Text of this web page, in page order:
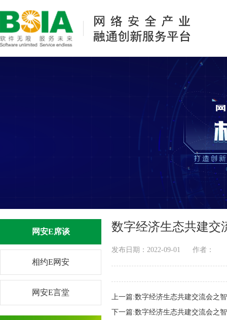
网安E席谈
相约E网安
网安E言堂
数字经济生态共建交
发布日期：2022-09-01 作者
上一篇:数字经济生态共建交流会之
下一篇:数字经济生态共建交流会之